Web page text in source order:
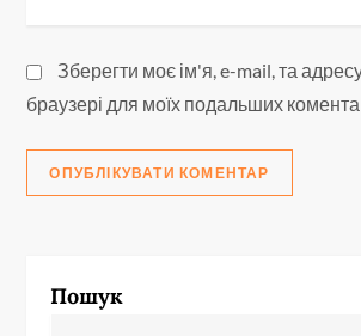
Зберегти моє ім'я, e-mail, та
браузері для моїх подальших
Пошук